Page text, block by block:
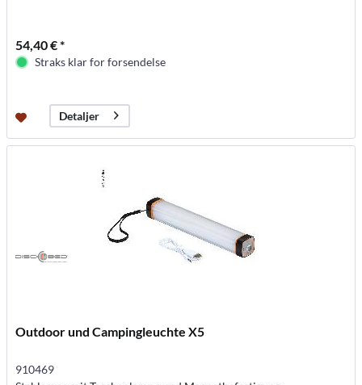
54,40 € *
Straks klar for forsendelse
Detaljer
Outdoor und Campingleuchte X5
910469